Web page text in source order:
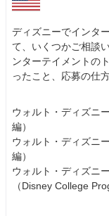
ディズニーでインタ
て、いくつかご相談
ンターテイメントの
ったこと、応募の仕
ウォルト・ディズニ
編）
ウォルト・ディズニ
編）
ウォルト・ディズニ
（Disney College